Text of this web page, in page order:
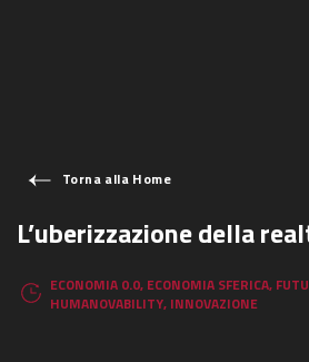
Torna alla Home
L’uberizzazione della
ECONOMIA 0.0, ECONOMIA SFERICA,
HUMANOVABILITY, INNOVAZIONE